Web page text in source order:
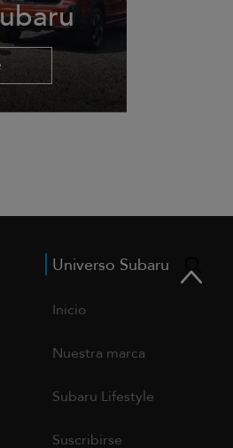
Universo Subaru
Inicio
Nuestra marca
Subaru Lifestyle
Suscribirse